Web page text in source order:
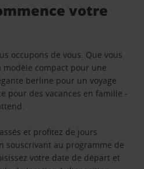
votre
occupons de vous. Que vous
compact pour une
berline pour un voyage
pour des vacances en famille -
et profitez de jours
souscrivant au programme de
votre date de départ et